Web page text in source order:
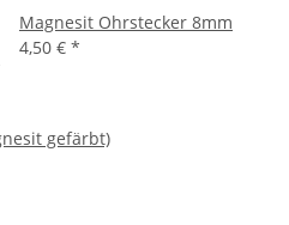
Magnesit Ohrstecker 8mm
4,50 € *